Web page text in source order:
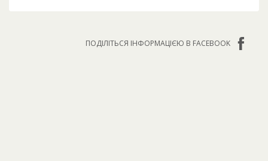
ПОДІЛІТЬСЯ ІНФОРМАЦІЄЮ В FACEBOOK